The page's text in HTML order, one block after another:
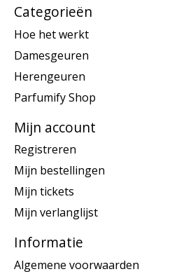
Categorieën
Hoe het werkt
Damesgeuren
Herengeuren
Parfumify Shop
Mijn account
Registreren
Mijn bestellingen
Mijn tickets
Mijn verlanglijst
Informatie
Algemene voorwaarden